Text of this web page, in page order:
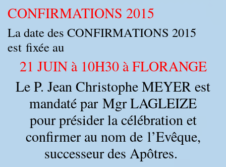
CONFIRMATIONS 2015
La date des CONFIRMATIONS 2015
est fixée au
21 JUIN à 10H30 à FLORANGE
Le P. Jean Christophe MEYER est
mandaté par Mgr LAGLEIZE
pour présider la célébration et
confirmer au nom de l’Evêque,
successeur des Apôtres.